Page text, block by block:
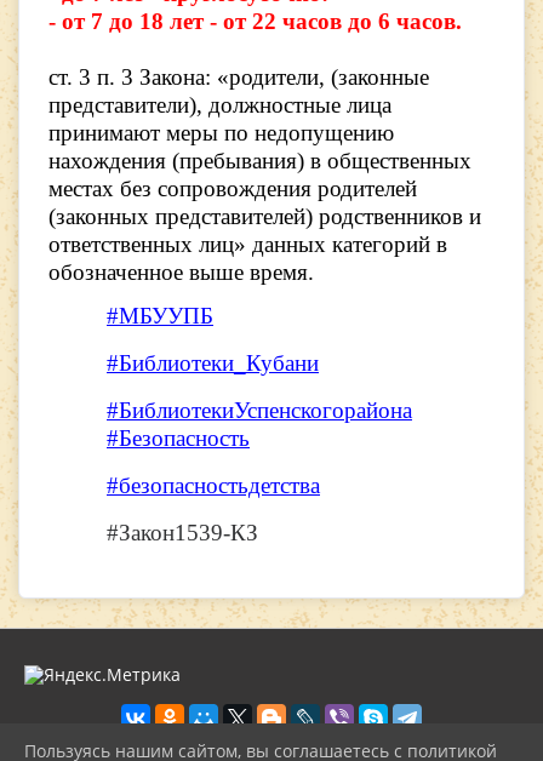
- от 7 до 18 лет - от 22 часов до 6 часов.
ст. 3 п. 3 Закона: «родители, (законные
представители), должностные лица
принимают меры по недопущению
нахождения (пребывания) в общественных
местах без сопровождения родителей
(законных представителей) родственников и
ответственных лиц» данных категорий в
обозначенное выше время.
#МБУУПБ
#Библиотеки_Кубани
#БиблиотекиУспенскогорайона
#Безопасность
#безопасностьдетства
#Закон1539-КЗ
Пользуясь нашим сайтом, вы соглашаетесь с политикой